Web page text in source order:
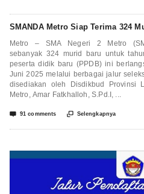
SMANDA Metro Siap Terima 324
Metro – SMA Negeri 2 Metro
sebanyak 324 murid baru untuk
peserta didik baru (PPDB) ini
Juni 2025 melalui berbagai jalur
disediakan oleh Disdikbud Provinsi
Metro, Amar Fatkhalloh, S.Pd.I, ...
 91 comments  Selengkapnya